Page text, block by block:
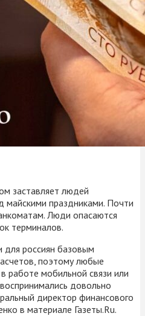
заставляет людей
майскими праздниками. Почти
Люди опасаются
терминалов.
для россиян базовым
поэтому любые
работе мобильной связи или
довольно
директор финансового
в материале Газеты.Ru.